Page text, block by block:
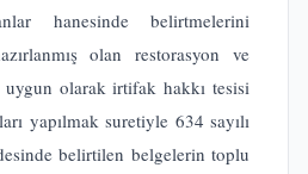
hanesinde belirtmelerini
olan restorasyon ve
olarak irtifak hakkı tesisi
yapılmak suretiyle 634 sayılı
belirtilen belgelerin toplu